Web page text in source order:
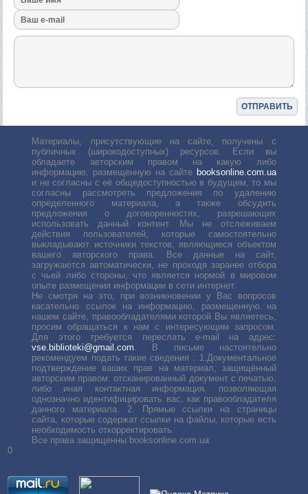
Материалы, присутствующие на сайте, получены с
публичных (широкодоступных) ресурсов. Если вы
обладаете авторским правом на какую либо
информацию, размещенную на сайте booksonline.com.ua
и не согласны с её общедоступностью в будущем, то мы
согласны рассмотреть предложения по удалению
определенного материала, а также обсудить
предложения о договоренностях, разрешающих
использовать данный контент. Мы не отслеживаем
действия пользователей, которые самостоятельно
выкладывают источники текстов, являющиеся объектом
вашего авторского права. Все данные на сайт,
загружаются автоматически, не проходя заранее отбора
с чьей либо стороны, что является нормой в мировом
опыте размещения информации в сети интернет.
Не смотря на это, при возникновении у Вас вопросов
касательно ссылок на информацию, размещенную на
нашем сайте, правообладателями которой Вы являетесь,
просим обращаться к нам с интересующим запросом.
Для этого требуется переслать е-mail на адрес:
vse.biblioteki@gmail.com. В письме настоятельно
рекомендуем подать такие сведения : 1.Документальное
подтверждение ваших прав на материал, защищённый
авторским правом: отсканированный документ с печатью,
либо иная контактная информация, позволяющая
однозначно идентифицировать вас, как правообладателя
данного материала. 2. Прямые ссылки на страницы
сайта, которые содержат ссылки на файлы, которые есть
необходимость откорректировать.
Все права защищенны booksonline.com.ua
0